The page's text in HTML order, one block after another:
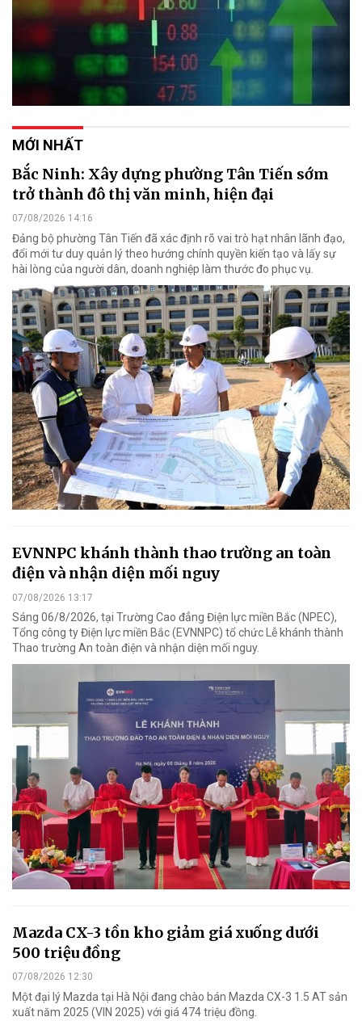
MỚI NHẤT
Bắc Ninh: Xây dựng phường Tân Tiến sớm
trở thành đô thị văn minh, hiện đại
07/08/2026 14:16
Đảng bộ phường Tân Tiến đã xác định rõ vai trò hạt nhân lãnh đạo,
đổi mới tư duy quản lý theo hướng chính quyền kiến tạo và lấy sự
hài lòng của người dân, doanh nghiệp làm thước đo phục vụ.
EVNNPC khánh thành thao trường an toàn
điện và nhận diện mối nguy
07/08/2026 13:17
Sáng 06/8/2026, tại Trường Cao đẳng Điện lực miền Bắc (NPEC),
Tổng công ty Điện lực miền Bắc (EVNNPC) tổ chức Lễ khánh thành
Thao trường An toàn điện và nhận diện mối nguy.
Mazda CX-3 tồn kho giảm giá xuống dưới
500 triệu đồng
07/08/2026 12:30
Một đại lý Mazda tại Hà Nội đang chào bán Mazda CX-3 1.5 AT sản
xuất năm 2025 (VIN 2025) với giá 474 triệu đồng.